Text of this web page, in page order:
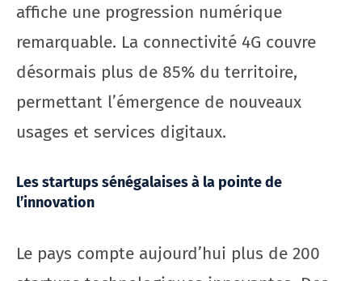
affiche une progression numérique
remarquable. La connectivité 4G couvre
désormais plus de 85% du territoire,
permettant l’émergence de nouveaux
usages et services digitaux.
Les startups sénégalaises à la pointe de
l’innovation
Le pays compte aujourd’hui plus de 200